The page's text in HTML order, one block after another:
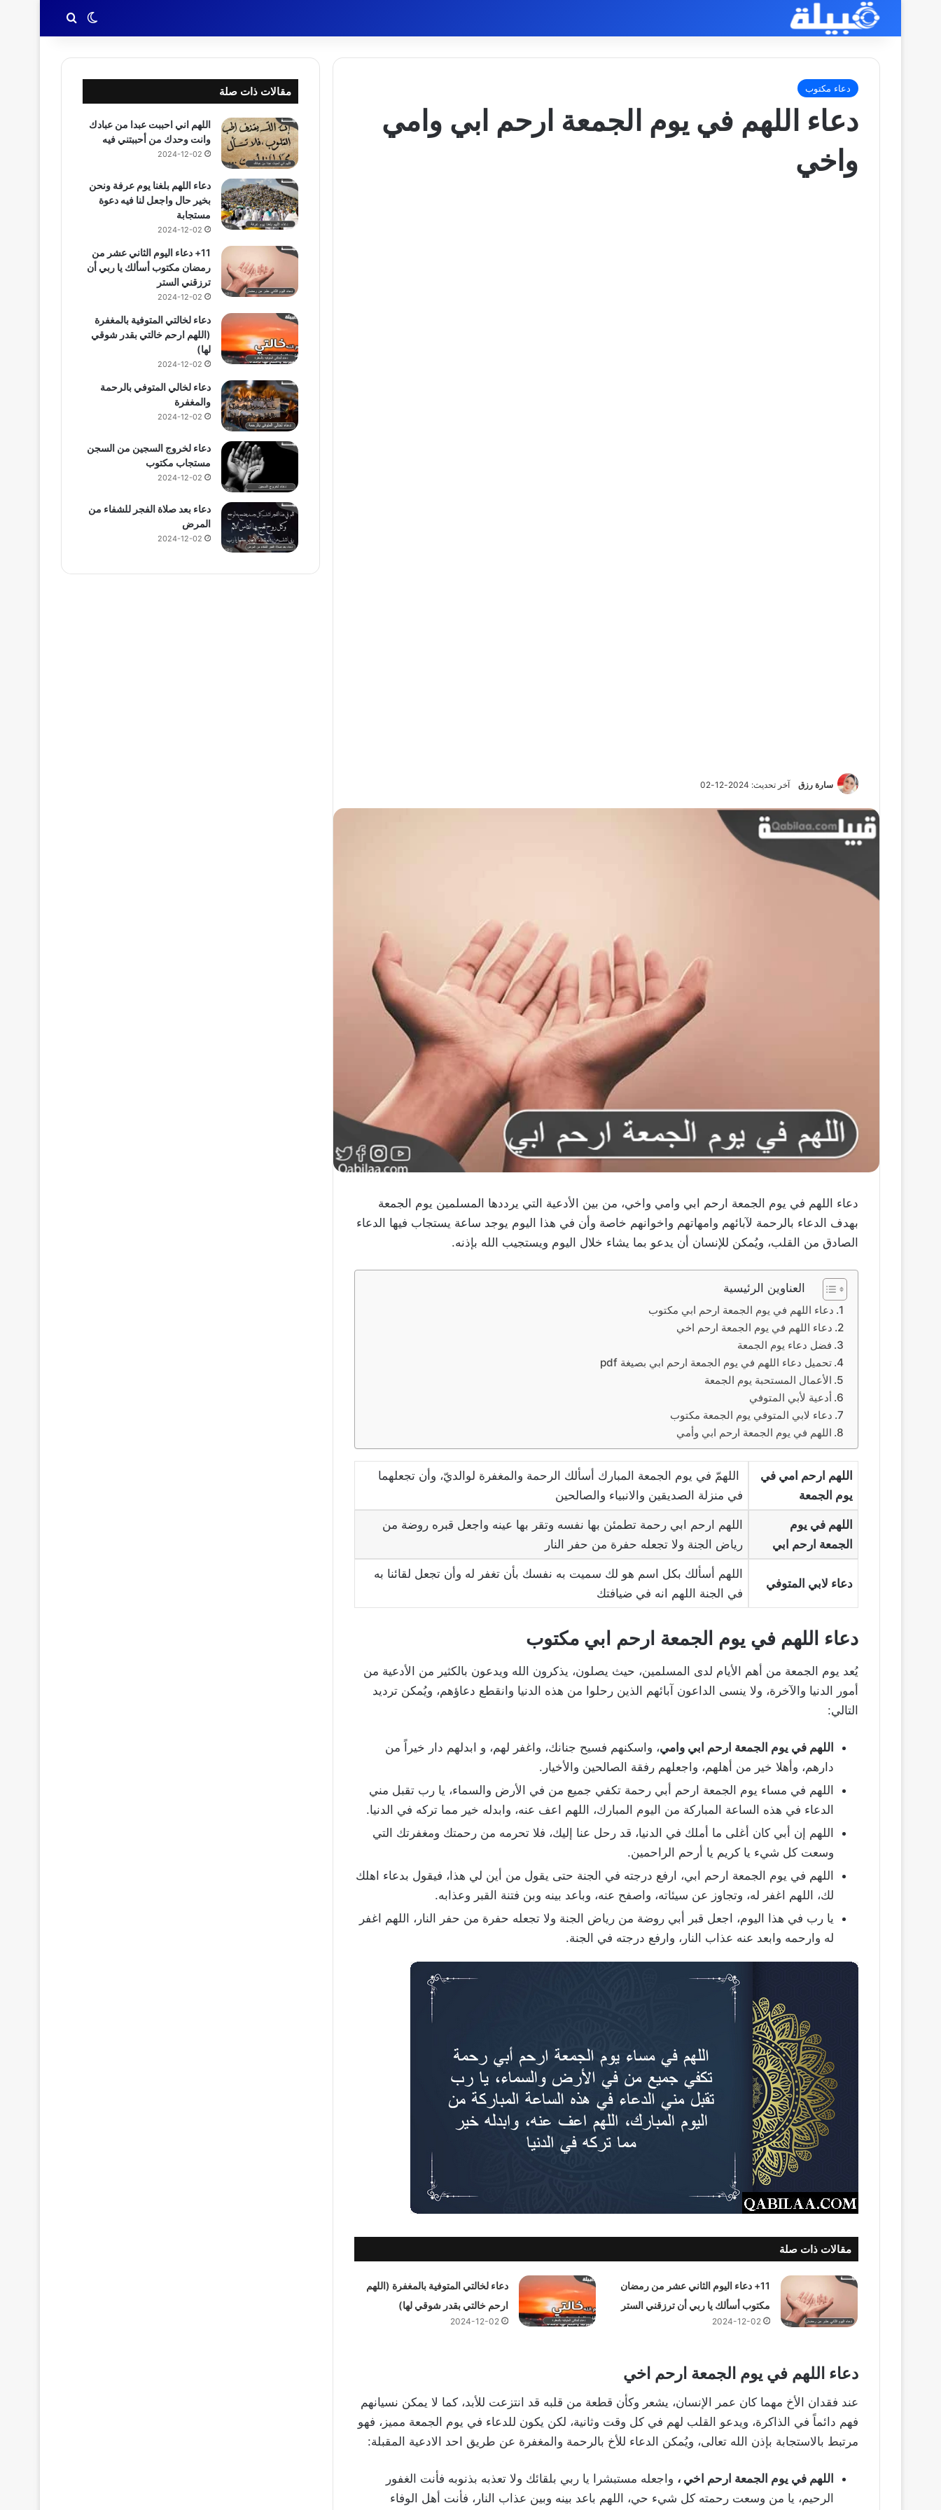
الوضع المظلم
بحث عن
دعاء مكتوب
دعاء اللهم في يوم الجمعة ارحم ابي وامي
واخي
سارة رزق آخر تحديث: 2024-12-02
دعاء اللهم في يوم الجمعة ارحم ابي وامي واخي، من بين الأدعية التي يرددها المسلمين يوم الجمعة
بهدف الدعاء بالرحمة لآبائهم وامهاتهم واخوانهم خاصة وأن في هذا اليوم يوجد ساعة يستجاب فيها الدعاء
الصادق من القلب، ويُمكن للإنسان أن يدعو بما يشاء خلال اليوم ويستجيب الله بإذنه.
العناوين الرئيسية
دعاء اللهم في يوم الجمعة ارحم ابي مكتوب
دعاء اللهم في يوم الجمعة ارحم اخي
فضل دعاء يوم الجمعة
تحميل دعاء اللهم في يوم الجمعة ارحم ابي بصيغة pdf
الأعمال المستحبة يوم الجمعة
أدعية لأبي المتوفي
دعاء لابي المتوفي يوم الجمعة مكتوب
اللهم في يوم الجمعة ارحم ابي وأمي
اللهم ارحم امي في
يوم الجمعة
اللهمّ في يوم الجمعة المبارك أسألك الرحمة والمغفرة لوالديّ، وأن تجعلهما
في منزلة الصديقين والانبياء والصالحين
اللهم في يوم
الجمعة ارحم ابي
اللهم ارحم ابي رحمة تطمئن بها نفسه وتقر بها عينه واجعل قبره روضة من
رياض الجنة ولا تجعله حفرة من حفر النار
دعاء لابي المتوفي
اللهم أسألك بكل اسم هو لك سميت به نفسك بأن تغفر له وأن تجعل لقائنا به
في الجنة اللهم انه في ضيافتك
دعاء اللهم في يوم الجمعة ارحم ابي مكتوب
يُعد يوم الجمعة من أهم الأيام لدى المسلمين، حيث يصلون، يذكرون الله ويدعون بالكثير من الأدعية من
أمور الدنيا والآخرة، ولا ينسى الداعون آبائهم الذين رحلوا من هذه الدنيا وانقطع دعاؤهم، ويُمكن ترديد
التالي:
اللهم في يوم الجمعة ارحم ابي وامي، واسكنهم فسيح جنانك، واغفر لهم، و ابدلهم دار خيراً من
دارهم، وأهلا خير من أهلهم، واجعلهم رفقة الصالحين والأخيار.
اللهم في مساء يوم الجمعة ارحم أبي رحمة تكفي جميع من في الأرض والسماء، يا رب تقبل مني
الدعاء في هذه الساعة المباركة من اليوم المبارك، اللهم اعف عنه، وابدله خير مما تركه في الدنيا.
اللهم إن أبي كان أغلى ما أملك في الدنيا، قد رحل عنا إليك، فلا تحرمه من رحمتك ومغفرتك التي
وسعت كل شيء يا كريم يا أرحم الراحمين.
اللهم في يوم الجمعة ارحم ابي، ارفع درجته في الجنة حتى يقول من أين لي هذا، فيقول بدعاء اهلك
لك، اللهم اغفر له، وتجاوز عن سيئاته، واصفح عنه، وباعد بينه وبن فتنة القبر وعذابه.
يا رب في هذا اليوم، اجعل قبر أبي روضة من رياض الجنة ولا تجعله حفرة من حفر النار، اللهم اغفر
له وارحمه وابعد عنه عذاب النار، وارفع درجته في الجنة.
مقالات ذات صلة
11+ دعاء اليوم الثاني عشر من رمضان
مكتوب أسألك يا ربي أن ترزقني الستر
2024-12-02
دعاء لخالتي المتوفية بالمغفرة (اللهم
ارحم خالتي بقدر شوقي لها)
2024-12-02
دعاء اللهم في يوم الجمعة ارحم اخي
عند فقدان الأخ مهما كان عمر الإنسان، يشعر وكأن قطعة من قلبه قد انتزعت للأبد، كما لا يمكن نسيانهم
فهم دائماً في الذاكرة، ويدعو القلب لهم في كل وقت وثانية، لكن يكون للدعاء في يوم الجمعة مميز، فهو
مرتبط بالاستجابة بإذن الله تعالى، ويُمكن الدعاء للأخ بالرحمة والمغفرة عن طريق احد الادعية المقبلة:
اللهم في يوم الجمعة ارحم اخي ، واجعله مستبشرا يا ربي بلقائك ولا تعذبه بذنوبه فأنت الغفور
الرحيم، يا من وسعت رحمته كل شيء حي، اللهم باعد بينه وبين عذاب النار، فأنت أهل الوفاء
مقالات ذات صلة
اللهم اني احببت عبدا من عبادك
وانت وحدك من أحببتني فيه
2024-12-02
دعاء اللهم بلغنا يوم عرفة ونحن
بخير حال واجعل لنا فيه دعوة
مستجابة
2024-12-02
11+ دعاء اليوم الثاني عشر من
رمضان مكتوب أسألك يا ربي أن
ترزقني الستر
2024-12-02
دعاء لخالتي المتوفية بالمغفرة
(اللهم ارحم خالتي بقدر شوقي
لها)
2024-12-02
دعاء لخالي المتوفي بالرحمة
والمغفرة
2024-12-02
دعاء لخروج السجين من السجن
مستجاب مكتوب
2024-12-02
دعاء بعد صلاة الفجر للشفاء من
المرض
2024-12-02